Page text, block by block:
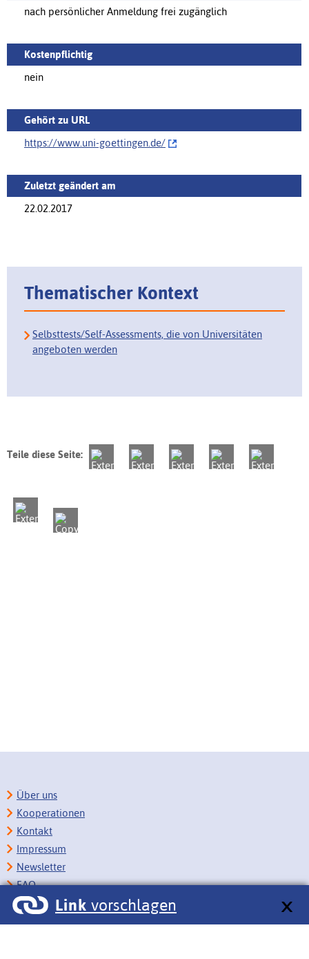
nach persönlicher Anmeldung frei zugänglich
Kostenpflichtig
nein
Gehört zu URL
https://www.uni-goettingen.de/‌
Zuletzt geändert am
22.02.2017
Thematischer Kontext
Selbsttests/Self-Assessments, die von Universitäten
angeboten werden
Teile diese Seite:
Link vorschlagen
Über uns
Kooperationen
Kontakt
Impressum
Newsletter
FAQ
Copyright